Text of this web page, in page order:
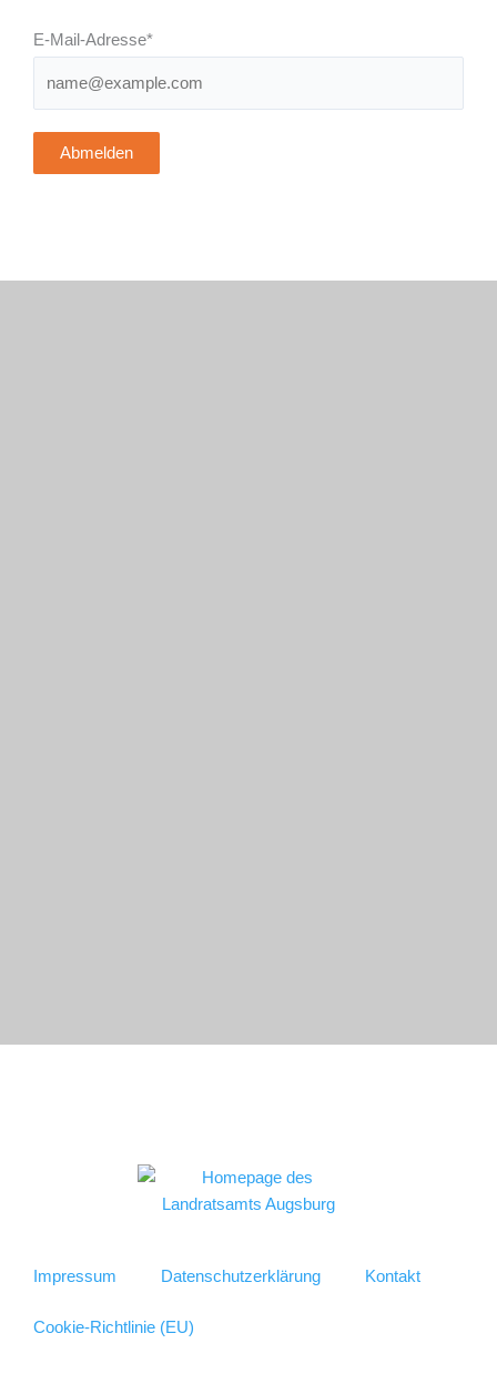
E-Mail-Adresse*
Abmelden
Impressum Datenschutzerklärung Kontakt
Cookie-Richtlinie (EU)